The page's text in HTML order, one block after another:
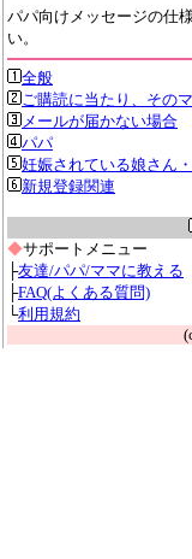
パパ向けメッセージの仕
い。
全般
ご購読に当たり、その
メールが届かない場合
パパ
妊娠されている娘さん
新規登録関連
◆サポートメニュー
├友達/パパ/ママに教える
├FAQ(よくある質問)
└利用規約